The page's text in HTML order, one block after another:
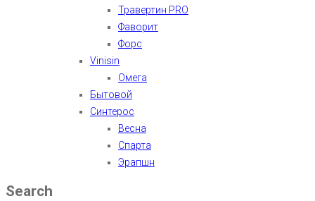
Травертин PRO
Фаворит
Форс
Vinisin
Омега
Бытовой
Синтерос
Весна
Спарта
Эрапшн
Search